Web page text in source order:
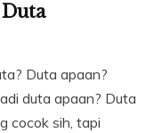
Duta apaan?
duta apaan? Duta
cocok sih, tapi